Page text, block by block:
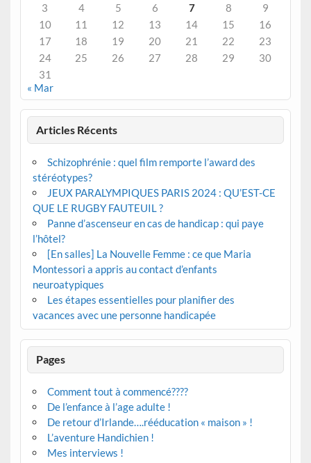
3
4 5 6 7 8
9
10
11 12 13 14 15
16
17
18 19 20 21 22
23
24
25 26 27 28 29
30
31
« Mar
Articles Récents
Schizophrénie : quel film remporte l’award des
stéréotypes?
JEUX PARALYMPIQUES PARIS 2024 : QU’EST-CE
QUE LE RUGBY FAUTEUIL ?
Panne d’ascenseur en cas de handicap : qui paye
l’hôtel?
[En salles] La Nouvelle Femme : ce que Maria
Montessori a appris au contact d’enfants
neuroatypiques
Les étapes essentielles pour planifier des
vacances avec une personne handicapée
Pages
Comment tout à commencé????
De l’enfance à l’age adulte !
De retour d’Irlande….rééducation « maison » !
L’aventure Handichien !
Mes interviews !